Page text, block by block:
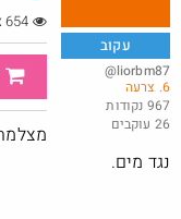
Shodan 5$ Lifetime למהירים
$5.0
עקוב
@liorbm87
6. צרעה
967 נקודות
26 עוקבים
נגד מים.